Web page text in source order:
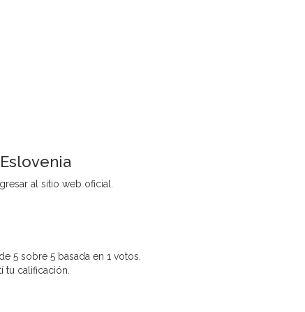
al sitio web oficial.
5 sobre 5 basada en 1 votos.
tu calificación.